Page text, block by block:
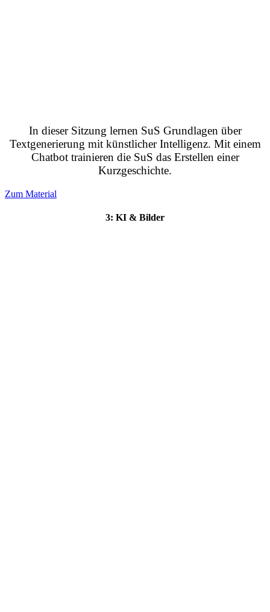
In dieser Sitzung lernen SuS Grundlagen über
Textgenerierung mit künstlicher Intelligenz. Mit einem
Chatbot trainieren die SuS das Erstellen einer
Kurzgeschichte.
Zum Material
3: KI & Bilder